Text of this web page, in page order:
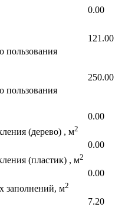
0.00
121.00
пользования
250.00
пользования
0.00
(дерево) , м2
0.00
(пластик) , м2
0.00
заполнений, м2
7.20